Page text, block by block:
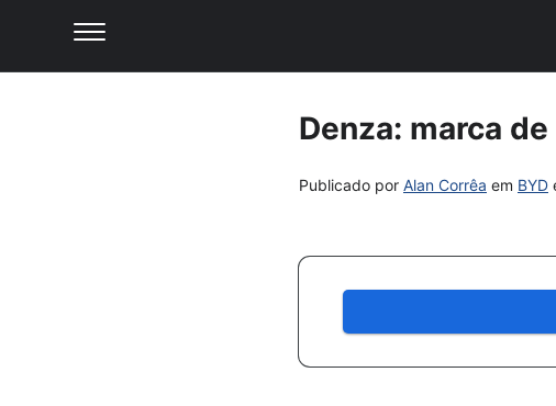
Denza: marca
Publicado por Alan Corrêa em BYD